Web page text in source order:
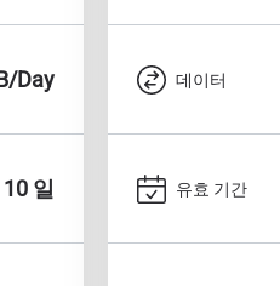
Day
10 일
데이터
유효 기간